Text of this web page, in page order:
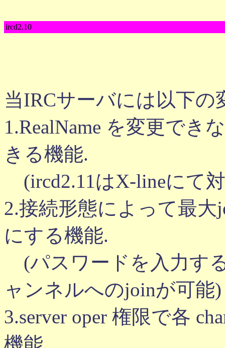
ircd2.10
当IRCサーバには以下
1.RealName を変更でき
きる機能.
(ircd2.11はX-lineにて
2.接続形態によって最大
にする機能.
(パスワードを入力す
ャンネルへのjoinが可
3.server oper 権限で各